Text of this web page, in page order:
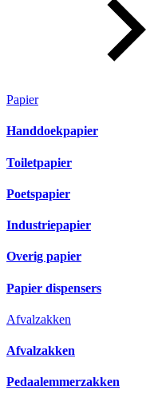
Papier
Handdoekpapier
Toiletpapier
Poetspapier
Industriepapier
Overig papier
Papier dispensers
Afvalzakken
Afvalzakken
Pedaalemmerzakken